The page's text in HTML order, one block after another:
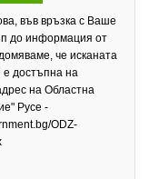
във връзка с Ваше
до информация от
че исканата
достъпна на
на Областна
Русе -
ODZ-